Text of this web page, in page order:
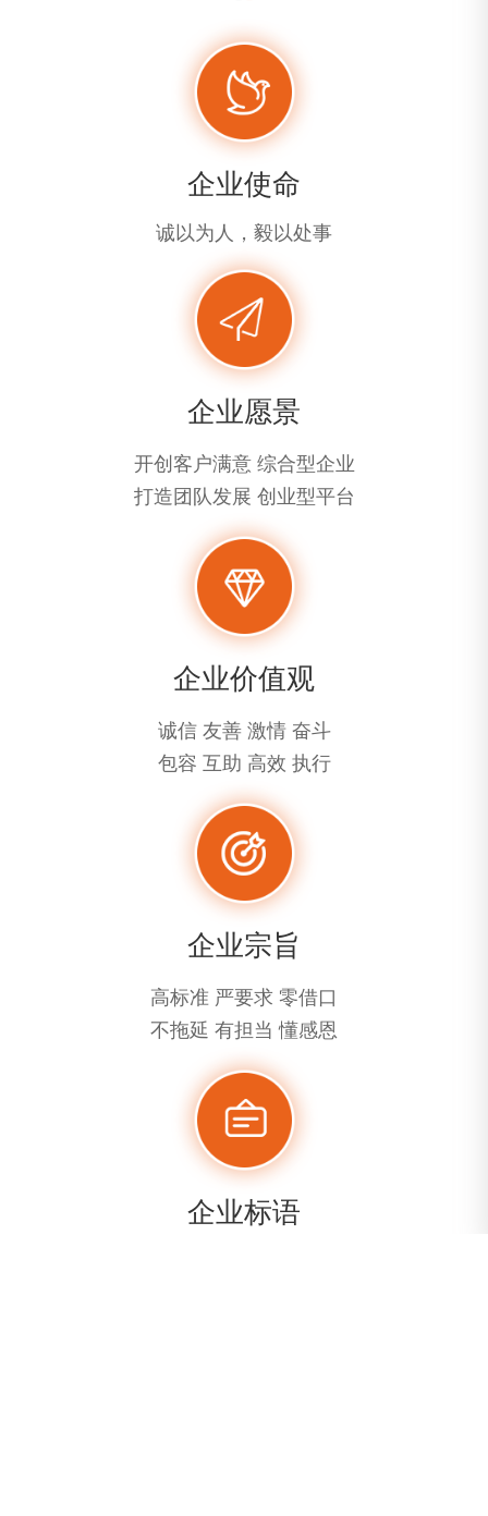
企业使命
诚以为人，毅以处事
企业愿景
开创客户满意 综合型企业
打造团队发展 创业型平台
企业价值观
诚信 友善 激情 奋斗
包容 互助 高效 执行
企业宗旨
高标准 严要求 零借口
不拖延 有担当 懂感恩
企业标语